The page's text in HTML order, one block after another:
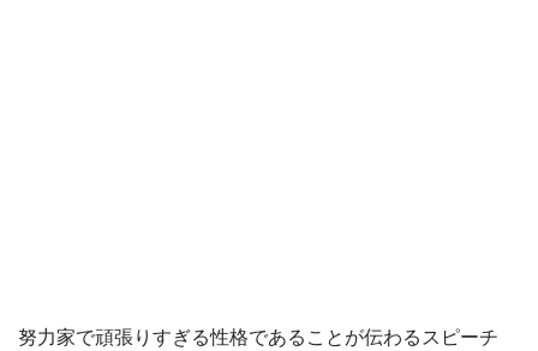
努力家で頑張りすぎる性格であることが伝わるスピーチ